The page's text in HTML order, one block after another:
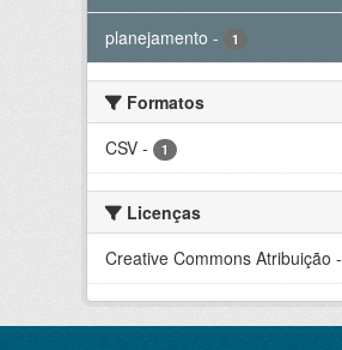
planejamento - 1
Formatos
CSV - 1
Licenças
Creative Commons Atribuição -